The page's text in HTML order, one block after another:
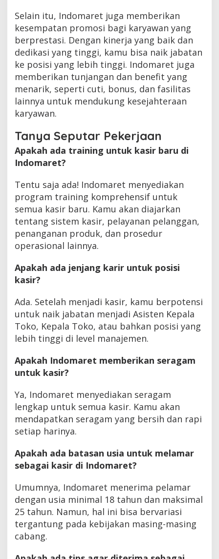
Selain itu, Indomaret juga memberikan
kesempatan promosi bagi karyawan yang
berprestasi. Dengan kinerja yang baik dan
dedikasi yang tinggi, kamu bisa naik jabatan
ke posisi yang lebih tinggi. Indomaret juga
memberikan tunjangan dan benefit yang
menarik, seperti cuti, bonus, dan fasilitas
lainnya untuk mendukung kesejahteraan
karyawan.
Tanya Seputar Pekerjaan
Apakah ada training untuk kasir baru di
Indomaret?
Tentu saja ada! Indomaret menyediakan
program training komprehensif untuk
semua kasir baru. Kamu akan diajarkan
tentang sistem kasir, pelayanan pelanggan,
penanganan produk, dan prosedur
operasional lainnya.
Apakah ada jenjang karir untuk posisi
kasir?
Ada. Setelah menjadi kasir, kamu berpotensi
untuk naik jabatan menjadi Asisten Kepala
Toko, Kepala Toko, atau bahkan posisi yang
lebih tinggi di level manajemen.
Apakah Indomaret memberikan seragam
untuk kasir?
Ya, Indomaret menyediakan seragam
lengkap untuk semua kasir. Kamu akan
mendapatkan seragam yang bersih dan rapi
setiap harinya.
Apakah ada batasan usia untuk melamar
sebagai kasir di Indomaret?
Umumnya, Indomaret menerima pelamar
dengan usia minimal 18 tahun dan maksimal
25 tahun. Namun, hal ini bisa bervariasi
tergantung pada kebijakan masing-masing
cabang.